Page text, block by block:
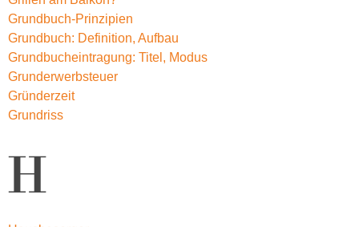
Grundbuch-Prinzipien
Grundbuch: Definition, Aufbau
Grundbucheintragung: Titel, Modus
Grunderwerbsteuer
Gründerzeit
Grundriss
H